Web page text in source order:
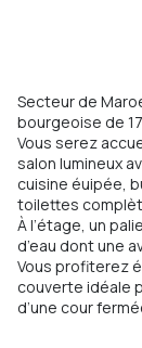
Secteur de
bourgeoise de
Vous serez
salon lumineux
cuisine éuipée,
toilettes
À l’étage, un
d’eau dont une
Vous profiterez
couverte idéale
d’une cour